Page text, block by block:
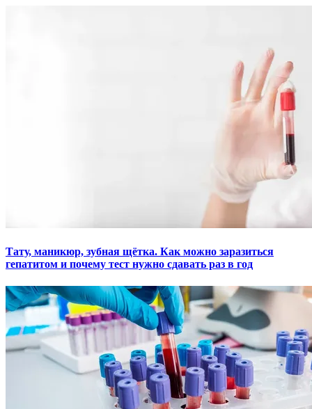
Тату, маникюр, зубная щётка. Как можно заразиться
гепатитом и почему тест нужно сдавать раз в год